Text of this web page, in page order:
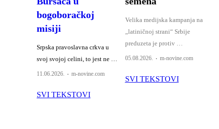
bogoboračkoj
misiji
Srpska pravoslavna crkva u
svoj svojoj celini, to jest ne …
11.06.2026. Author
m-novine.com
SVI TEKSTOVI
Velika medijska kampanja na
„latiničnoj strani“ Srbije
preduzeta je protiv …
05.08.2026. Author
m-novine.com
SVI TEKSTOVI